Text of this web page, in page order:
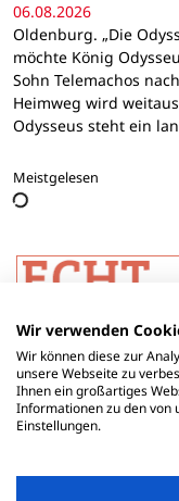
06.08.2026
Oldenburg. „Die
möchte König
Sohn Telemachos
Heimweg wird
Odysseus steht ein
Meistgelesen
Wir verwenden
Wir können diese zur
unsere Webseite zu
Ihnen ein großartiges
Informationen zu den von
Einstellungen.